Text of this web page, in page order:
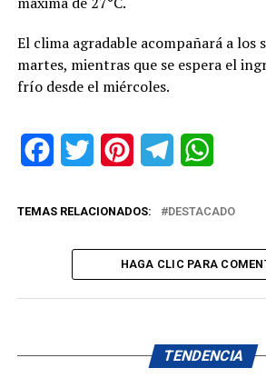
El clima agradable acompañará a los
martes, mientras que se espera el
frío desde el miércoles.
FacebookTwitter PinterestTelegram
TEMAS RELACIONADOS: DESTACADO
HAGA CLIC PARA
TENDENCIA